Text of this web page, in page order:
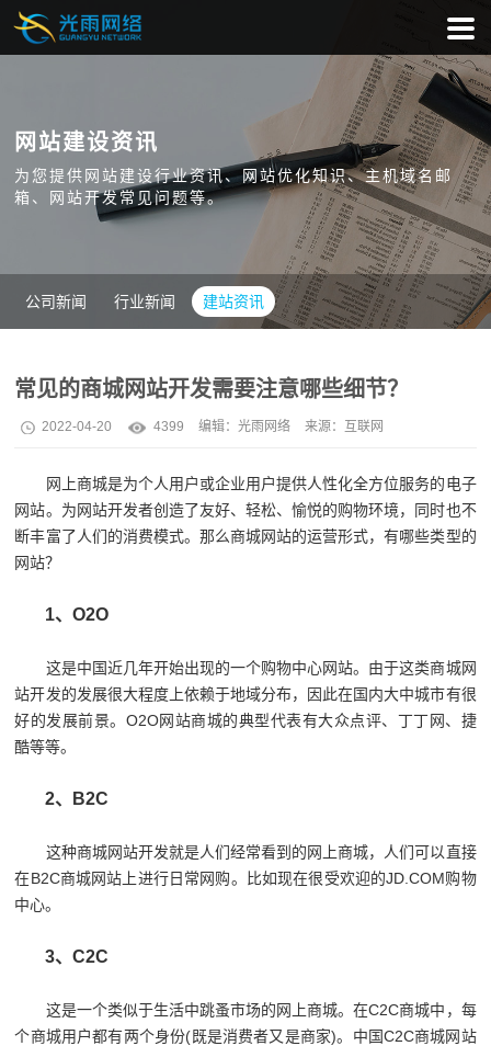
网站建设资讯
为您提供网站建设行业资讯、网站优化知识、主机域名邮
箱、网站开发常见问题等。
公司新闻 行业新闻 建站资讯
常见的商城网站开发需要注意哪些细节？
2022-04-20 4399 编辑：光雨网络 来源：互联网
网上商城是为个人用户或企业用户提供人性化全方位服务的电子
网站。为网站开发者创造了友好、轻松、愉悦的购物环境，同时也不
断丰富了人们的消费模式。那么商城网站的运营形式，有哪些类型的
网站？
1、O2O
这是中国近几年开始出现的一个购物中心网站。由于这类商城网
站开发的发展很大程度上依赖于地域分布，因此在国内大中城市有很
好的发展前景。O2O网站商城的典型代表有大众点评、丁丁网、捷
酷等等。
2、B2C
这种商城网站开发就是人们经常看到的网上商城，人们可以直接
在B2C商城网站上进行日常网购。比如现在很受欢迎的JD.COM购物
中心。
3、C2C
这是一个类似于生活中跳蚤市场的网上商城。在C2C商城中，每
个商城用户都有两个身份(既是消费者又是商家)。中国C2C商城网站